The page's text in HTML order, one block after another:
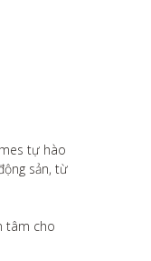
tự hào
sản, từ
tâm cho